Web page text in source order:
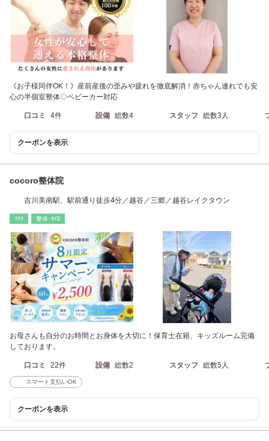
《お子様同伴OK！》産前産後の歪みや疲れを徹底解消！赤ちゃん連れでも安
心の半個室整体◇ベビーカー対応
口コミ 4件 設備 総数4 スタッフ 総数3人
クーポンを表示
cocoro整体院
吉川美南駅、駅前通り徒歩4分／越谷／三郷／越谷レイクタウン
ﾘﾗｸ 整体･ｶｲﾛ
お母さんも自分のお時間とお身体を大切に！保育士在籍、キッズルーム完備
しております。
口コミ 22件 設備 総数2 スタッフ 総数5人
スマート支払いOK
クーポンを表示